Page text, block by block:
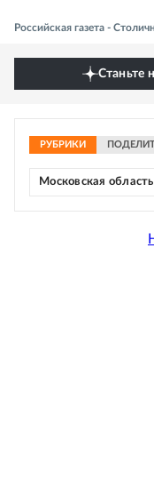
Российская газета -
Станьте
РУБРИКИ
Московская область